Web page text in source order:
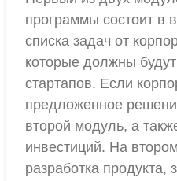
программы состоит в
списка задач от
которые должны
стартапов. Если
предложенное
второй модуль, а
инвестиций. На
разработка продукта,